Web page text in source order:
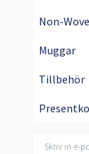
Non-
Muggar
Tillbehör